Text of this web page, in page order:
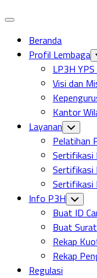
Expand
Beranda
Profil Lembaga
LP3H
Visi dan
Kantor
Layanan Toggle
Child
Menu
Pelatihan
Sertifikasi
Sertifikasi
Sertifikasi
Info P3H Toggle
Child
Menu
Buat ID
Buat
Rekap
Rekap
Regulasi